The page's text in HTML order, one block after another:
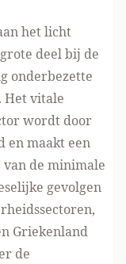
het licht
deel bij de
onderbezette
Het vitale
wordt door
en maakt een
de minimale
gevolgen
Griekenland
de